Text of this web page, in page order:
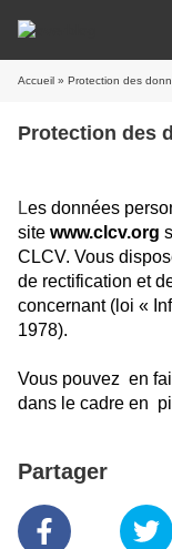
Accueil » Protection des
Protection des
Les données
site www.clcv.org
CLCV. Vous
de rectification et
concernant (loi «
1978).
Vous pouvez en
dans le cadre en
Partager